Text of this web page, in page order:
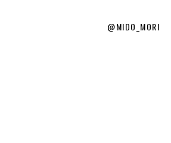
@MIDO_MORI